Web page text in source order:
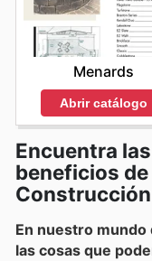
Menards
Abrir catálogo
Encuentra
beneficios
En nuestro mundo
las cosas que